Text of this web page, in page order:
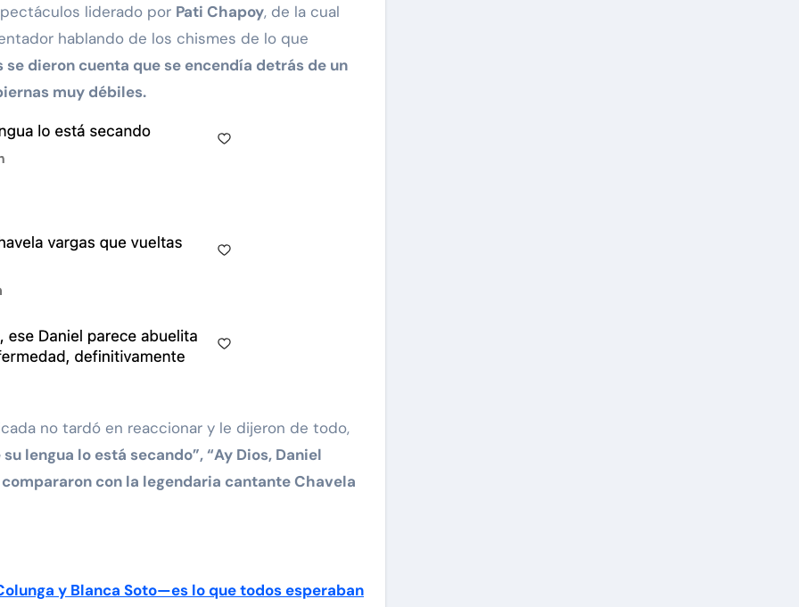
liderado por Pati Chapoy, de la cual
hablando de los chismes de lo que
dieron cuenta que se encendía detrás de un
muy débiles.
no tardó en reaccionar y le dijeron de todo,
lengua lo está secando”, “Ay Dios, Daniel
con la legendaria cantante Chavela
y Blanca Soto—es lo que todos esperaban